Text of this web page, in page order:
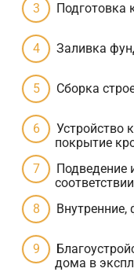
Подготовка
Заливка
Сборка
Устройство
покрытие
Подведение
дома в